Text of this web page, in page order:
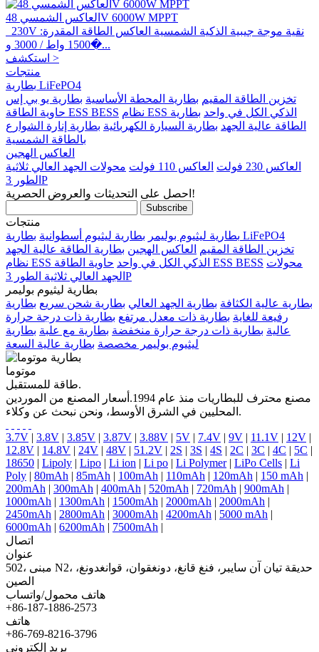
العاكس الشمسي 48V 6000W MPPT
230V نقية موجة جيبية الذكية الشمسية العاكس الطاقة المقدرة:
1500 واط / 3000 و�...
استكشف >
منتجات
بطارية LiFePO4
تخزين الطاقة المقيم بطارية المحطة الأساسية بطارية يو بي إس
حاوية الطاقة ESS BESS
نظام ESS الذكي الكل في واحد بطارية
الطاقة عالية الجهد بطارية السيارة الكهربائية بطارية إنارة الشوارع
بالطاقة الشمسية
العاكس الهجين
العاكس 230 فولت
العاكس 110 فولت
محولات الجهد العالي ثلاثية
الطور 3P
احصل على التحديثات والعروض الحصرية!
منتجات
بطارية ليثيوم بوليمر بطارية ليثيوم أسطوانية
بطارية LiFePO4
تخزين الطاقة المقيم
العاكس الهجين بطارية الطاقة عالية الجهد
نظام ESS الذكي الكل في واحد حاوية الطاقة ESS BESS محولات
الجهد العالي ثلاثية الطور 3P
بطارية ليثيوم بوليمر
بطارية عالية الكثافة بطارية الجهد العالي بطارية شحن سريع بطارية
رفيعة للغاية بطارية ذات معدل مرتفع بطارية ذات درجة حرارة
عالية بطارية ذات درجة حرارة منخفضة بطارية مع علبة بطارية
ليثيوم بوليمر مخصصة بطارية عالية السعة
موتوما
طاقة للمستقبل.
مصنع محترف للبطاريات منذ عام 1994.أسعار المصنع من الموردين
المحليين في الشرق الأوسط، ونحن نبحث عن وكلاء.
3.7V | 3.8V | 3.85V | 3.87V | 3.88V | 5V | 7.4V | 9V | 11.1V | 12V |
12.8V | 14.8V | 24V | 48V | 51.2V | 2S | 3S | 4S | 2C | 3C | 4C | 5C |
18650 | Lipoly | Lipo | Li ion | Li po | Li Polymer| LiPo Cells | Li
Poly | 80mAh | 85mAh | 100mAh | 110mAh | 120mAh | 150 mAh |
200mAh | 300mAh | 400mAh | 520mAh | 720mAh | 900mAh |
1000mAh | 1300mAh | 1500mAh | 2000mAh | 2000mAh |
2450mAh | 2800mAh | 3000mAh | 4200mAh | 5000 mAh |
6000mAh | 6200mAh | 7500mAh |
اتصال
عنوان
502، مبنى N2، حديقة تيان آن سايبر، فنغ قانغ، دونغقوان، قوانغدونغ،
الصين
هاتف محمول/واتساب
+86-187-1886-2573
هاتف
+86-769-8216-3796
بريد إلكتروني